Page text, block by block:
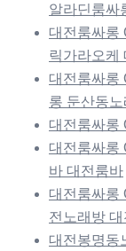
알라딘룸싸
대전룸싸롱
릭가라오케
대전룸싸롱
롱 둔산동노
대전룸싸롱
대전룸싸롱
바 대전룸바
대전룸싸롱
전노래방
대전봉명동